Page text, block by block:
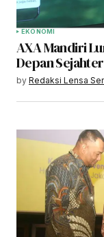
EKONOMI
AXA Mandiri
Depan
by Redaksi Lensa